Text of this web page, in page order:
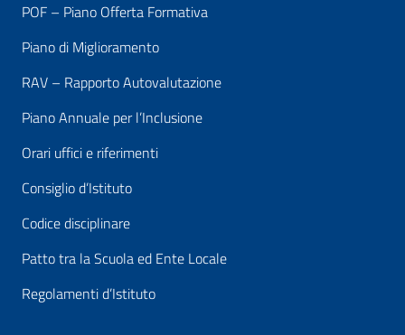
POF – Piano Offerta Formativa
Piano di Miglioramento
RAV – Rapporto Autovalutazione
Piano Annuale per l’Inclusione
Orari uffici e riferimenti
Consiglio d’Istituto
Codice disciplinare
Patto tra la Scuola ed Ente Locale
Regolamenti d’Istituto